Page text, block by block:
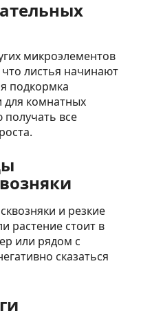
микроэлементов
листья начинают
подкормка
комнатных
все
и резкие
растение стоит в
или рядом с
сказаться